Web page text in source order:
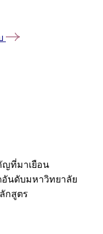
ที่มาเยือน
อันดับมหาวิทยาลัย
กสูตร